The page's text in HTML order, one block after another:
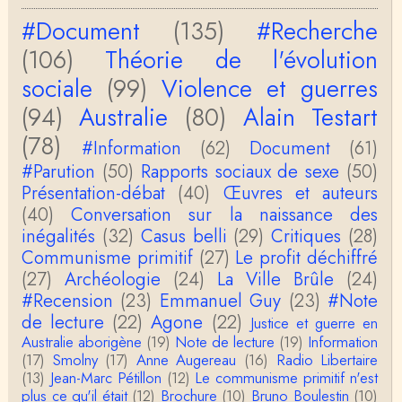
Christophe Darmangeat
La plus récente, donc celle en français, la quatrièm
e, publiée chez La Découverte.Bonne lecture !
Anonymous
Actuellement c'est quelle édition qui est la plus à jo
ur? La dernière edition française ou celle…
roland chaudat
le sous-titre de l’article de la Lutte de Classes “No
n, l’oppression des femmes n’a pas toujours exi…
roland chaudat
Votre gourmandise sera probablement récompens
ée parce que Snow apporte "de l'eau à votre m
o…
Christophe Darmangeat
...Et merci à vous pour Snow – qui m'a l'air d'être
davantage une histoire qu'une et…
#Document (135)
#Recherche
(106)
Théorie de l'évolution
sociale (99) Violence et guerres
(94) Australie (80) Alain Testart
(78)
#Information (62) Document
(61)
#Parution (50) Rapports sociaux de sexe (50)
Présentation-débat (40) Œuvres et auteurs
(40)
Conversation sur la naissance des
inégalités (32) Casus belli (29) Critiques (28)
Communisme primitif (27) Le profit déchiffré
(27) Archéologie (24) La Ville Brûle (24)
#Recension (23) Emmanuel Guy (23) #Note
de lecture (22) Agone (22) Justice et guerre en
Australie aborigène (19) Note de lecture (19) Information
(17) Smolny (17) Anne Augereau (16) Radio Libertaire
(13) Jean-Marc Pétillon (12) Le communisme primitif n'est
plus ce qu'il était (12) Brochure (10) Bruno Boulestin (10)